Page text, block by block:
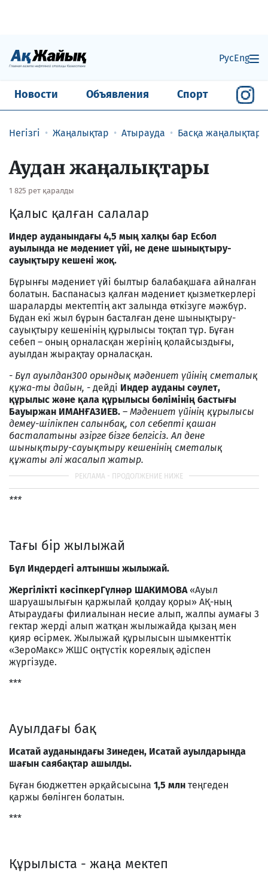
РусEng
Новости Объявления Спорт
Негізгі Жаңалықтар Атырауда Басқа жаңалықтар
Аудан жаңалықтары
1 825 рет қаралды
Қалыс қалған салалар
Индер ауданындағы 4,5 мың халқы бар Есбол
ауылында не мәдениет үйі, не дене шынықтыру-
сауықтыру кешені жоқ.
Бұрынғы мәдениет үйі былтыр балабақшаға айналған
болатын. Баспанасыз қалған мәдениет қызметкерлері
шараларды мектептің акт залында өткізуге мәжбүр.
Бұдан екі жыл бұрын басталған дене шынықтыру-
сауықтыру кешенінің құрылысы тоқтап тұр. Бұған
себеп – оның орналасқан жерінің қолайсыздығы,
ауылдан жырақтау орналасқан.
- Бұл ауылдан300 орындық мәдениет үйінің сметалық
құжа-ты дайын, - дейді Индер ауданы сәулет,
құрылыс және қала құрылысы бөлімінің бастығы
Бауыржан ИМАНҒАЗИЕВ. – Мәдениет үйінің құрылысы
демеу-шілікпен салынбақ, сол себепті қашан
басталатыны әзірге бізге белгісіз. Ал дене
шынықтыру-сауықтыру кешенінің сметалық
құжаты әлі жасалып жатыр.
***
Тағы бір жылыжай
Бұл Индердегі алтыншы жылыжай.
Жергілікті кәсіпкерГүлнәр ШАКИМОВА«Ауыл
шаруашылығын қаржылай қолдау қоры» АҚ-ның
Атыраудағы филиалынан несие алып, жалпы аумағы 3
гектар жерді алып жатқан жылыжайда қызаң мен
қияр өсірмек. Жылыжай құрылысын шымкенттік
«ЗероМакс» ЖШС оңтүстік кореялық әдіспен
жүргізуде.
***
Ауылдағы бақ
Исатай ауданындағы Зинеден, Исатай ауылдарында
шағын саябақтар ашылды.
Бұған бюджеттен әрқайсысына 1,5 млн теңгеден
қаржы бөлінген болатын.
***
Құрылыста - жаңа мектеп